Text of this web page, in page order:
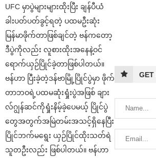
UFC မှာပွဲများများထိုးပြီး ချန်ပီယံ
ခါးပတ်ပတ်ခွင့်ရတဲ့ ပထမဦးဆုံး
မြန်မာဖိုက်တာဖြစ်ချင်တဲ့ ဗန်ကတော့
ဒီပွဲကိုလည်း လူစားထိုးအနေနဲ့ဝင်
ရောက်ယှဉ်ပြိုင်ခဲ့တာဖြစ်ပါတယ်။
ဗန်ဟာ ပြီးခဲ့တဲ့ဒန်ဗာမြို့ပြိုင်ပွဲမှာ ဖိုက်
တာဘဝရဲ့ပထမဆုံးရှုံးပွဲအဖြစ် ချား
လ်ဂျွန်ဆင်ကိုရှုံးနိမ့်ခဲ့ပေမယ့် ပြိုင်ပွဲ
တွေအတွက်အမြဲတမ်းအသင့်ရှိနေပြီး
ပြိုင်ဘက်မရွေး ယှဉ်ပြိုင်ထိုးသတ်ရဲ
သူတဦးလည်း ဖြစ်ပါတယ်။ ဗန်ဟာ
GET